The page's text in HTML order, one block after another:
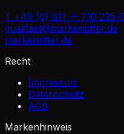
T +49 (0) 611 — 710 235-0
qualitaet@markenritter.de
markenritter.de
Recht
Impressum
Datenschutz
AGB
Markenhinweis